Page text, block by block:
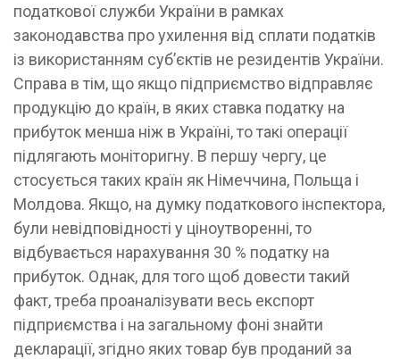
податкової служби України в рамках
законодавства про ухилення від сплати податків
із використанням суб’єктів не резидентів України.
Справа в тім, що якщо підприємство відправляє
продукцію до країн, в яких ставка податку на
прибуток менша ніж в Україні, то такі операції
підлягають моніторигну. В першу чергу, це
стосується таких країн як Німеччина, Польща і
Молдова. Якщо, на думку податкового інспектора,
були невідповідності у ціноутворенні, то
відбувається нарахування 30 % податку на
прибуток. Однак, для того щоб довести такий
факт, треба проаналізувати весь експорт
підприємства і на загальному фоні знайти
декларації, згідно яких товар був проданий за